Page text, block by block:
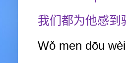
我们都为他感到
Wǒ men dōu